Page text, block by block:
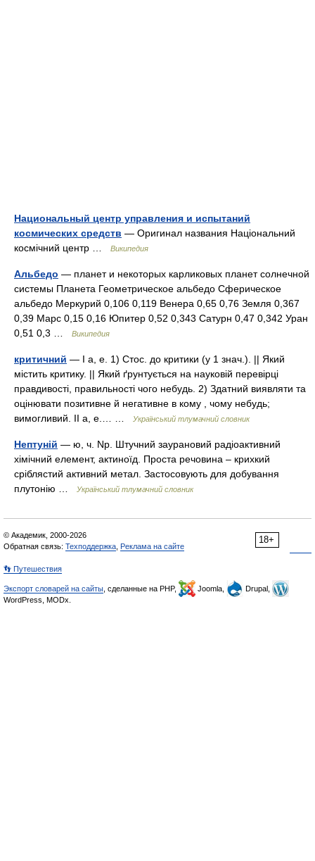
Национальный центр управления и испытаний
космических средств — Оригинал названия Національний
космічний центр …
Википедия
Альбедо — планет и некоторых карликовых планет солнечной
системы Планета Геометрическое альбедо Сферическое
альбедо Меркурий 0,106 0,119 Венера 0,65 0,76 Земля 0,367
0,39 Марс 0,15 0,16 Юпитер 0,52 0,343 Сатурн 0,47 0,342 Уран
0,51 0,3 …
Википедия
критичний — I а, е. 1) Стос. до критики (у 1 знач.). || Який
містить критику. || Який ґрунтується на науковій перевірці
правдивості, правильності чого небудь. 2) Здатний виявляти та
оцінювати позитивне й негативне в кому , чому небудь;
вимогливий. II а, е.… …
Український тлумачний словник
Нептуній — ю, ч. Np. Штучний заурановий радіоактивний
хімічний елемент, актиноїд. Проста речовина – крихкий
сріблястий активний метал. Застосовують для добування
плутонію …
Український тлумачний словник
18+
© Академик, 2000-2026
Обратная связь: Техподдержка Реклама на сайте
👣 Путешествия
Экспорт словарей на сайты , сделанные на PHP, Joomla,
Drupal,
WordPress, MODx.